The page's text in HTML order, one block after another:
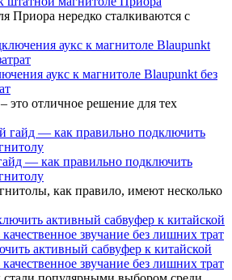
Приора нередко сталкиваются с
аукс к магнитоле Blaupunkt без
это отличное решение для тех
— как правильно подключить
как правило, имеют несколько
активный сабвуфер к китайской
звучание без лишних трат